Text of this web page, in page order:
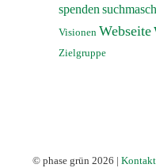
spenden
Visionen Webseite
Zielgruppe
© phase grün 2026 | Kontakt